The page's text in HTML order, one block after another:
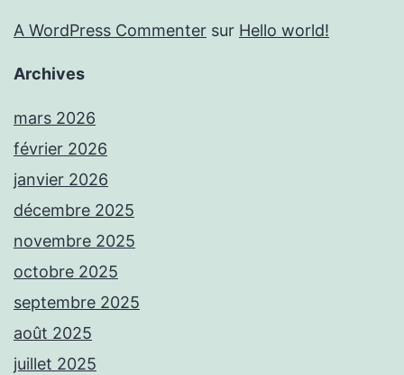
A WordPress Commenter sur Hello world!
Archives
mars 2026
février 2026
janvier 2026
décembre 2025
novembre 2025
octobre 2025
septembre 2025
août 2025
juillet 2025